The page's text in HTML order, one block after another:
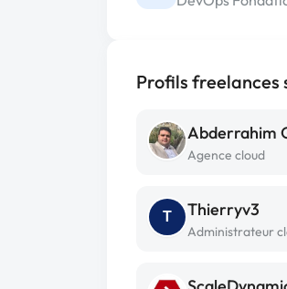
Profils freelances
Abderrahim
Agence cloud
T Thierryv3
Administrateur